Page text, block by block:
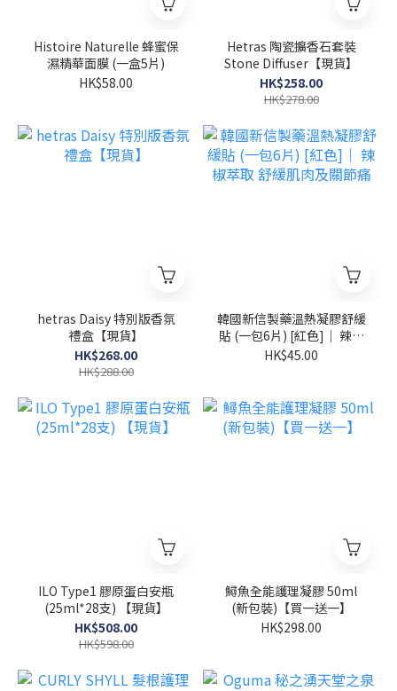
Histoire Naturelle 蜂蜜保
濕精華面膜 (一盒5片)
HK$58.00
Hetras 陶瓷擴香石套裝
Stone Diffuser【現貨】
HK$258.00
HK$278.00
hetras Daisy 特別版香氛
禮盒【現貨】
HK$268.00
HK$288.00
韓國新信製藥溫熱凝膠舒緩
貼 (一包6片) [紅色]｜ 辣椒
萃取 舒緩肌肉及關節痛
HK$45.00
ILO Type1 膠原蛋白安瓶
(25ml*28支) 【現貨】
HK$508.00
HK$598.00
鱘魚全能護理凝膠 50ml
(新包裝)【買一送一】
HK$298.00